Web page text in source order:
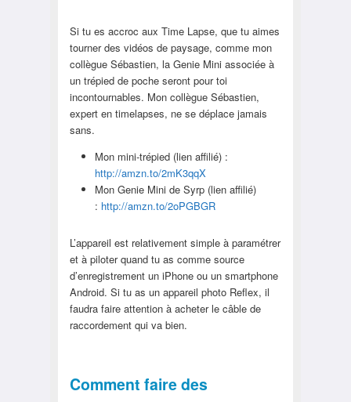
Si tu es accroc aux Time Lapse, que tu aimes
tourner des vidéos de paysage, comme mon
collègue Sébastien, la Genie Mini associée à
un trépied de poche seront pour toi
incontournables. Mon collègue Sébastien,
expert en timelapses, ne se déplace jamais
sans.
Mon mini-trépied (lien affilié) :
http://amzn.to/2mK3qqX
Mon Genie Mini de Syrp (lien affilié)
: http://amzn.to/2oPGBGR
L’appareil est relativement simple à paramétrer
et à piloter quand tu as comme source
d’enregistrement un iPhone ou un smartphone
Android. Si tu as un appareil photo Reflex, il
faudra faire attention à acheter le câble de
raccordement qui va bien.
Comment faire des